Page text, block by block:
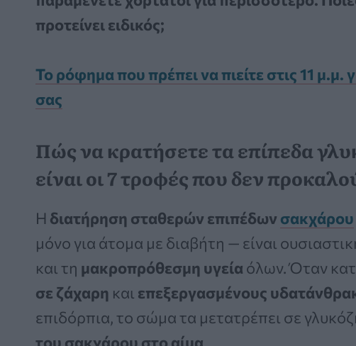
προτείνει ειδικός;
Το ρόφημα που πρέπει να πιείτε στις 11 μ.μ.
σας
Πώς να κρατήσετε τα επίπεδα
είναι οι 7 τροφές που δεν
Η διατήρηση σταθερών επιπέδων σακχάρου
μόνο για άτομα με διαβήτη — είναι
και τη μακροπρόθεσμη υγεία όλων. Όταν
σε ζάχαρη και επεξεργασμένους
επιδόρπια, το σώμα τα μετατρέπει σε